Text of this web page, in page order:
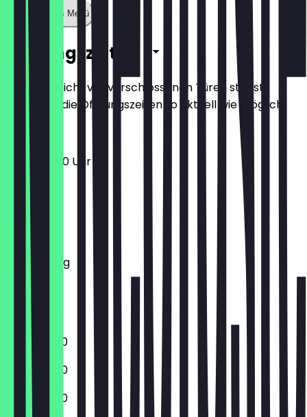
Zeige ganzes Menü
Öffnungszeiten
Damit du nicht vor verschlossenen Türen stehst,
halten wir die Öffnungszeiten so aktuell wie möglich.
11:00 - 05:00 Uhr
Montag
Dienstag
Mittwoch
Donnerstag
Freitag
Samstag
Sonntag
11:00 - 23:00
11:00 - 23:00
11:00 - 23:00